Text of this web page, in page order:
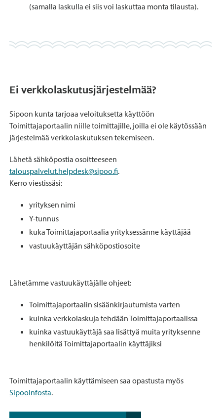
(samalla laskulla ei siis voi laskuttaa monta tilausta).
Ei verkkolaskutusjärjestelmää?
Sipoon kunta tarjoaa veloituksetta käyttöön
Toimittajaportaalin niille toimittajille, joilla ei ole käytössään
järjestelmää verkkolaskutuksen tekemiseen.
Lähetä sähköpostia osoitteeseen
talouspalvelut.helpdesk@sipoo.fi.
Kerro viestissäsi:
yrityksen nimi
Y-tunnus
kuka Toimittajaportaalia yrityksessänne käyttäjää
vastuukäyttäjän sähköpostiosoite
Lähetämme vastuukäyttäjälle ohjeet:
Toimittajaportaalin sisäänkirjautumista varten
kuinka verkkolaskuja tehdään Toimittajaportaalissa
kuinka vastuukäyttäjä saa lisättyä muita yrityksenne
henkilöitä Toimittajaportaalin käyttäjiksi
Toimittajaportaalin käyttämiseen saa opastusta myös
SipooInfosta.